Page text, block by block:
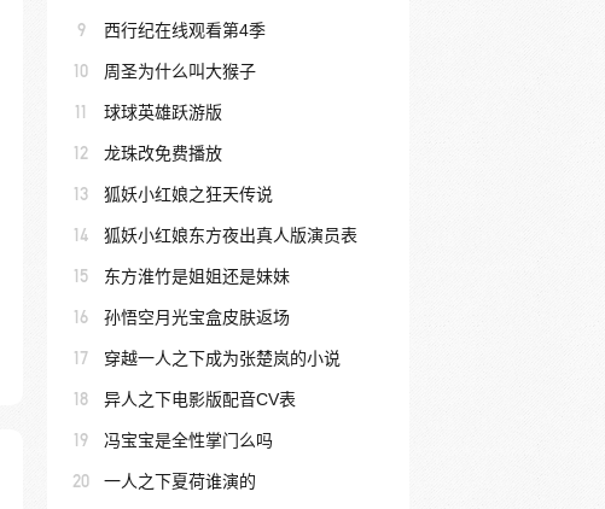
9 西行纪在线观看第4季
10 周圣为什么叫大猴子
11 球球英雄跃游版
12 龙珠改免费播放
13 狐妖小红娘之狂天传说
14 狐妖小红娘东方夜出真人版演员表
15 东方淮竹是姐姐还是妹妹
16 孙悟空月光宝盒皮肤返场
17 穿越一人之下成为张楚岚的小说
18 异人之下电影版配音CV表
19 冯宝宝是全性掌门么吗
20 一人之下夏荷谁演的